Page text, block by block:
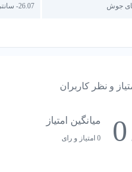
جوش 26.07- سانتی گراد
و نظر کاربران
0 میانگین امتیاز
0 امتیاز و رای